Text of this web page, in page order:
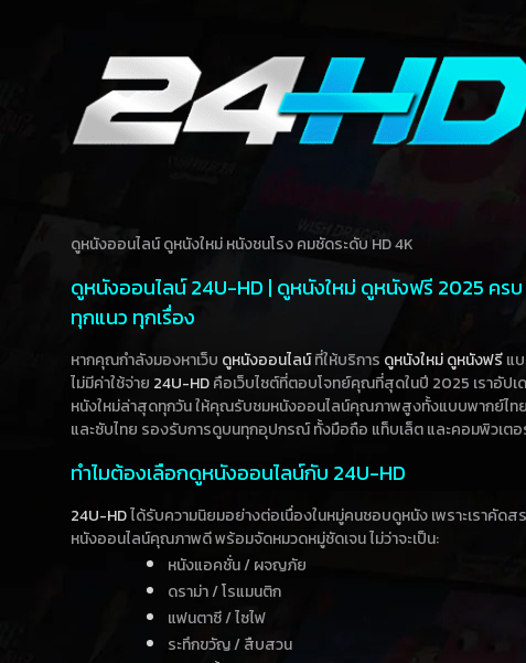
ดูหนังออนไลน์ ดูหนังใหม่ หนังชนโรง คมชัดระดับ HD 4K
ดูหนังออนไลน์ 24U-HD | ดูหนังใหม่ ดูหนังฟรี 2025 ครบ
ทุกแนว ทุกเรื่อง
หากคุณกำลังมองหาเว็บ ดูหนังออนไลน์ที่ให้บริการ ดูหนังใหม่ดูหนังฟรีแ
ไม่มีค่าใช้จ่าย 24U-HDคือเว็บไซต์ที่ตอบโจทย์คุณที่สุดในปี 2025 เราอัปเ
หนังใหม่ล่าสุดทุกวัน ให้คุณรับชมหนังออนไลน์คุณภาพสูงทั้งแบบพากย์ไทย
และซับไทย รองรับการดูบนทุกอุปกรณ์ ทั้งมือถือ แท็บเล็ต และคอมพิวเต
ทำไมต้องเลือกดูหนังออนไลน์กับ 24U-HD
24U-HDได้รับความนิยมอย่างต่อเนื่องในหมู่คนชอบดูหนัง เพราะเราคัดส
หนังออนไลน์คุณภาพดี พร้อมจัดหมวดหมู่ชัดเจน ไม่ว่าจะเป็น:
หนังแอคชั่น / ผจญภัย
ดราม่า / โรแมนติก
แฟนตาซี / ไซไฟ
ระทึกขวัญ / สืบสวน